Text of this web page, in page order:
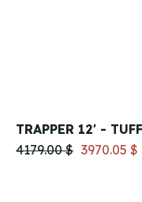
TRAPPER 12' -
4179.00 $ 3970.05 $